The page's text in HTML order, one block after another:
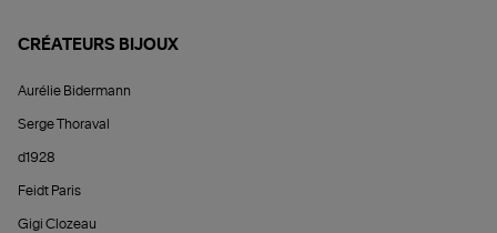
CRÉATEURS BIJOUX
Aurélie Bidermann
Serge Thoraval
d1928
Feidt Paris
Gigi Clozeau